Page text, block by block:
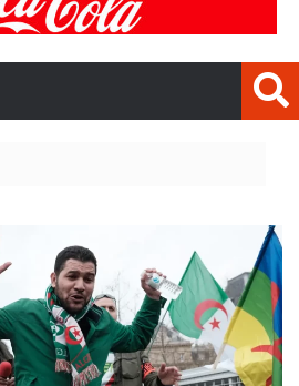
Côte
Tunisie :
Ceuta :